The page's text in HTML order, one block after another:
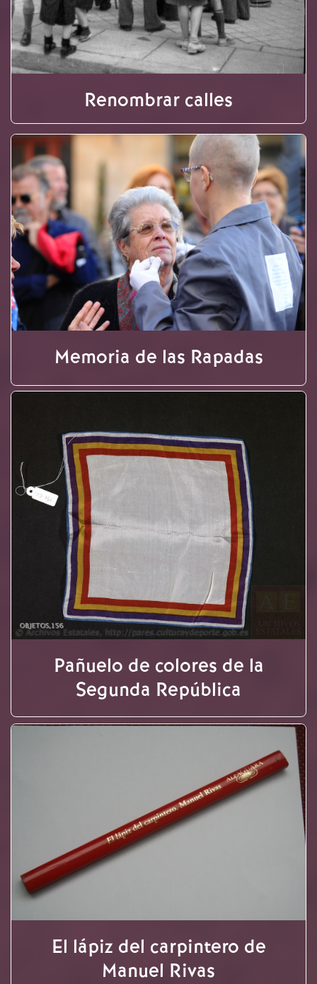
Renombrar calles
Memoria de las Rapadas
Pañuelo de colores de la
Segunda República
El lápiz del carpintero de
Manuel Rivas